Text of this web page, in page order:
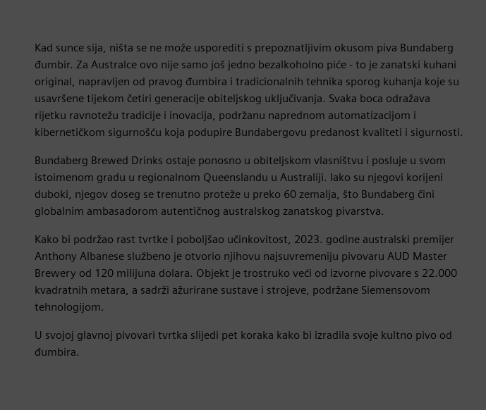
Kad sunce sija, ništa se ne može usporediti s prepoznatljivim okusom piva Bundaberg
đumbir. Za Australce ovo nije samo još jedno bezalkoholno piće - to je zanatski kuhani
original, napravljen od pravog đumbira i tradicionalnih tehnika sporog kuhanja koje su
usavršene tijekom četiri generacije obiteljskog uključivanja. Svaka boca odražava
rijetku ravnotežu tradicije i inovacija, podržanu naprednom automatizacijom i
kibernetičkom sigurnošću koja podupire Bundabergovu predanost kvaliteti i sigurnosti.
Bundaberg Brewed Drinks ostaje ponosno u obiteljskom vlasništvu i posluje u svom
istoimenom gradu u regionalnom Queenslandu u Australiji. Iako su njegovi korijeni
duboki, njegov doseg se trenutno proteže u preko 60 zemalja, što Bundaberg čini
globalnim ambasadorom autentičnog australskog zanatskog pivarstva.
Kako bi podržao rast tvrtke i poboljšao učinkovitost, 2023. godine australski premijer
Anthony Albanese službeno je otvorio njihovu najsuvremeniju pivovaru AUD Master
Brewery od 120 milijuna dolara. Objekt je trostruko veći od izvorne pivovare s 22.000
kvadratnih metara, a sadrži ažurirane sustave i strojeve, podržane Siemensovom
tehnologijom.
U svojoj glavnoj pivovari tvrtka slijedi pet koraka kako bi izradila svoje kultno pivo od
đumbira.